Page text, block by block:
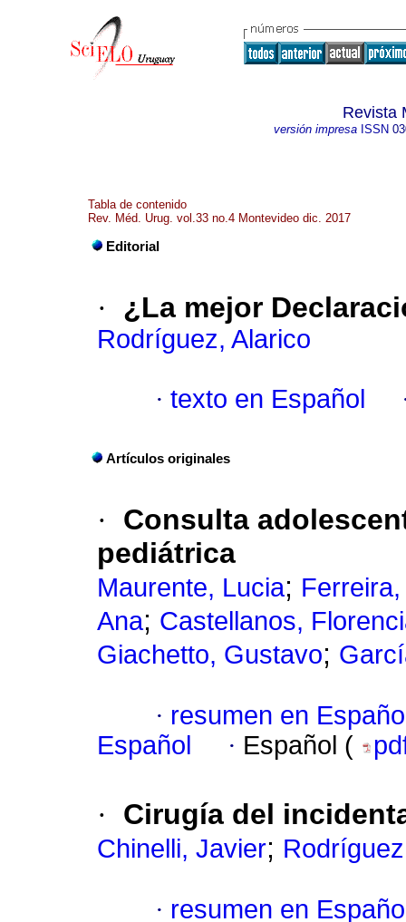
Revista
versión impresaISSN
Tabla de contenido
Rev. Méd. Urug. vol.33 no.4 Montevideo dic. 2017
Editorial
· ¿La mejor
Rodríguez, Alarico
· texto en Español
Artículos originales
·
Consulta
pediátrica
Maurente, Lucia;
Ana; Castellanos,
Giachetto, Gustavo;
· resumen en
Español
· Español (
· Cirugía del
Chinelli, Javier;
· resumen en